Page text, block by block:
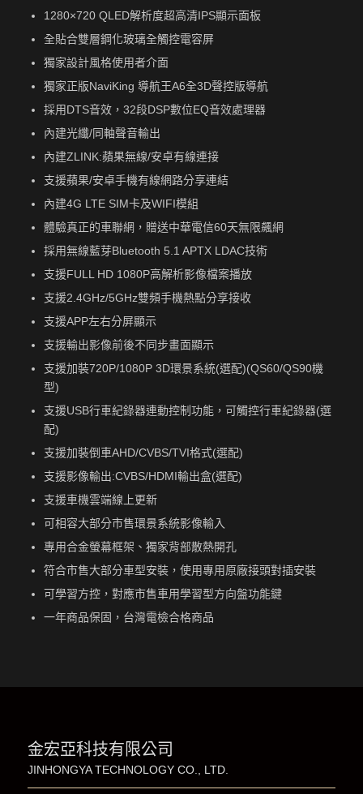
1280×720 QLED解析度超高清IPS顯示面板
全貼合雙層鋼化玻璃全觸控電容屏
獨家設計風格使用者介面
獨家正版NaviKing 導航王A6全3D聲控版導航
採用DTS音效，32段DSP數位EQ音效處理器
內建光纖/同軸聲音輸出
內建ZLINK:蘋果無線/安卓有線連接
支援蘋果/安卓手機有線網路分享連結
內建4G LTE SIM卡及WIFI模組
體驗真正的車聯網，贈送中華電信60天無限飆網
採用無線藍芽Bluetooth 5.1 APTX LDAC技術
支援FULL HD 1080P高解析影像檔案播放
支援2.4GHz/5GHz雙頻手機熱點分享接收
支援APP左右分屏顯示
支援輸出影像前後不同步畫面顯示
支援加裝720P/1080P 3D環景系統(選配)(QS60/QS90機
型)
支援USB行車紀錄器連動控制功能，可觸控行車紀錄器(選
配)
支援加裝倒車AHD/CVBS/TVI格式(選配)
支援影像輸出:CVBS/HDMI輸出盒(選配)
支援車機雲端線上更新
可相容大部分市售環景系統影像輸入
專用合金螢幕框架、獨家背部散熱開孔
符合市售大部分車型安裝，使用專用原廠接頭對插安裝
可學習方控，對應市售車用學習型方向盤功能鍵
一年商品保固，台灣電檢合格商品
金宏亞科技有限公司
JINHONGYA TECHNOLOGY CO., LTD.